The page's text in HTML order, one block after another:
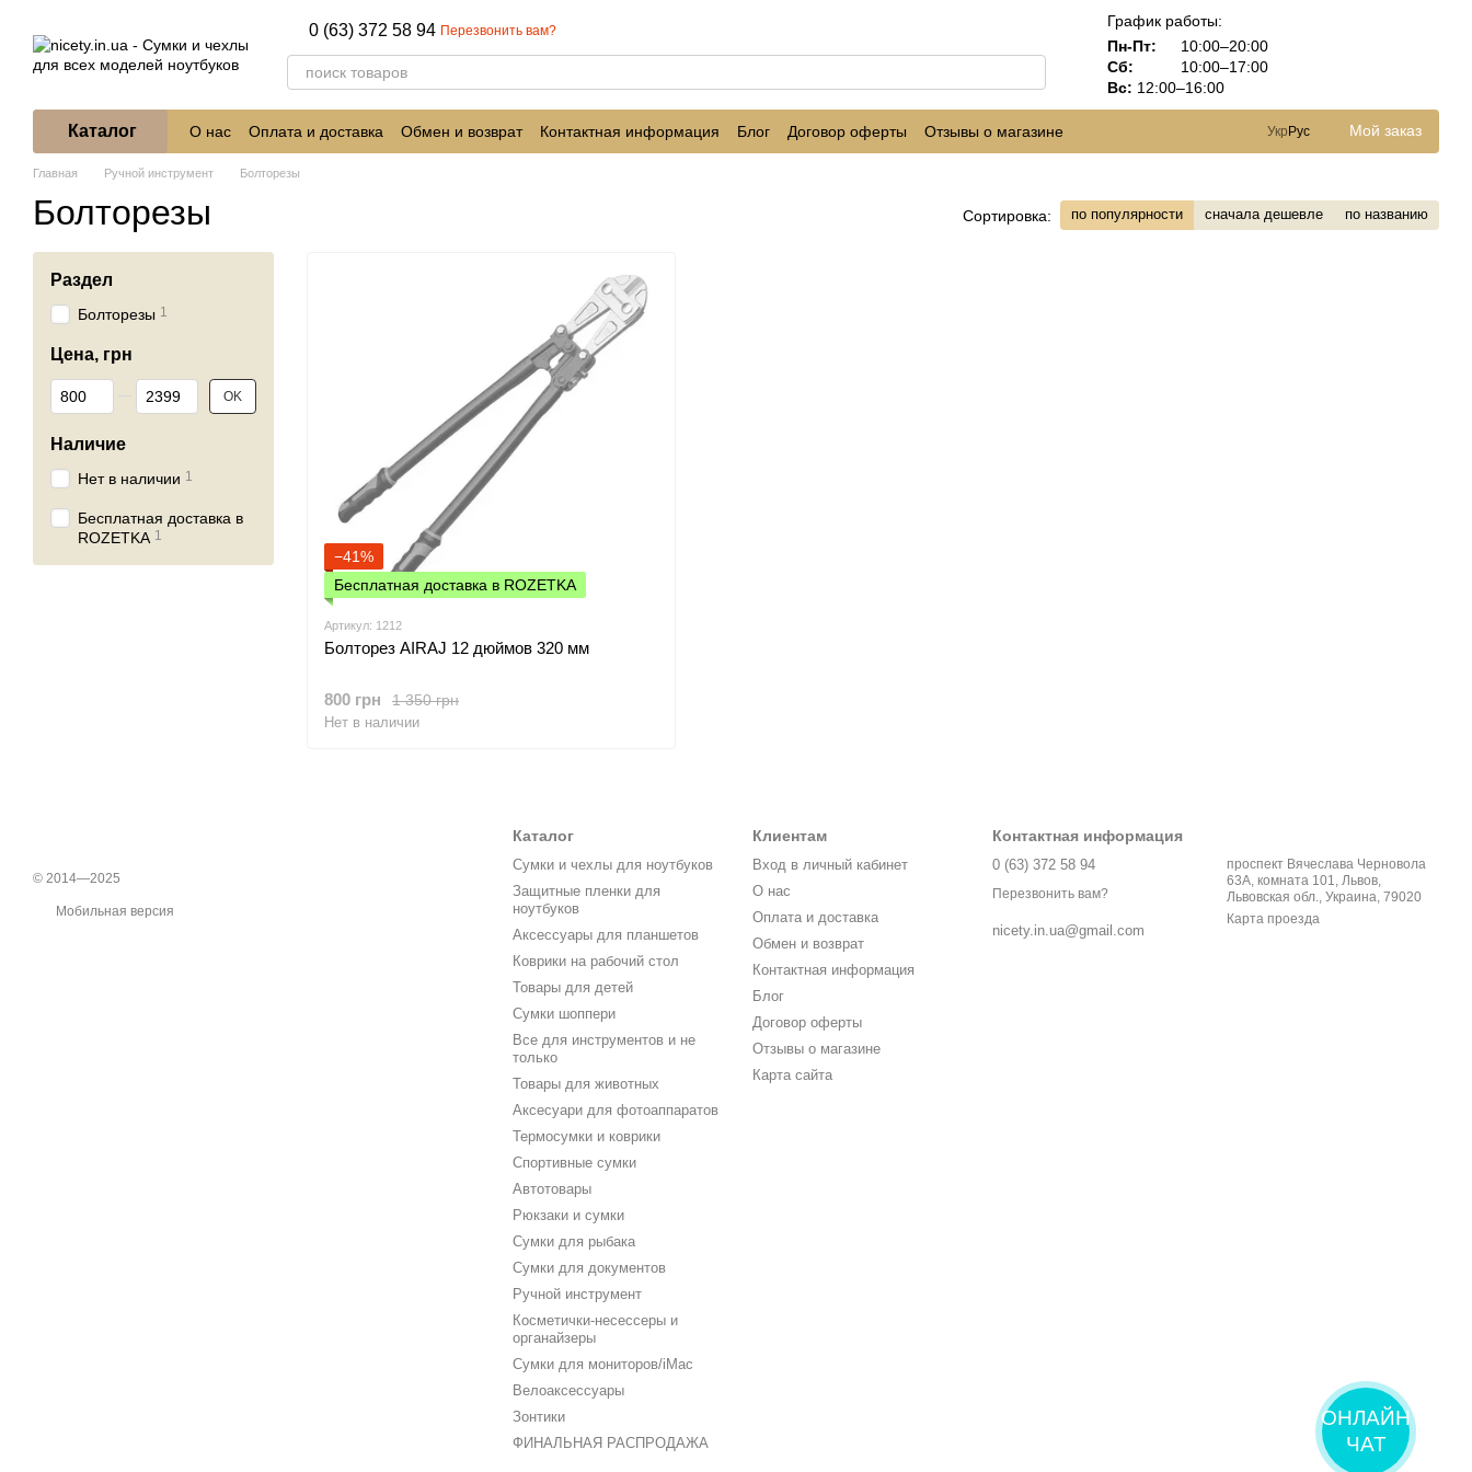
0 (63) 372 58 94 Перезвонить вам?
График работы:
Пн-Пт:
10:00–20:00
Сб:
10:00–17:00
Вс: 12:00–16:00
Каталог О нас Оплата и доставка Обмен и возврат Контактная информация Блог Договор оферты Отзывы о магазине Укр Рус Мой заказ
Главная Ручной инструмент Болторезы
Болторезы Сортировка: по популярности сначала дешевле по названию
−41%
Бесплатная доставка в ROZETKA
Артикул: 1212
Болторез AIRAJ 12 дюймов 320 мм
1 350 грн
800 грн
Нет в наличии
Раздел
Болторезы 1
Цена, грн
От Цена, грн
До Цена, грн OK
Наличие
Нет в наличии 1
Бесплатная доставка в
ROZETKA 1
© 2014—2025
Мобильная версия
Каталог
Cумки и чехлы для ноутбуков
Защитные пленки для
ноутбуков
Аксессуары для планшетов
Коврики на рабочий стол
Товары для детей
Сумки шоппери
Все для инструментов и не
только
Товары для животных
Аксесуари для фотоаппаратов
Термосумки и коврики
Спортивные сумки
Автотовары
Рюкзаки и сумки
Сумки для рыбака
Сумки для документов
Ручной инструмент
Косметички-несессеры и
органайзеры
Сумки для мониторов/iMac
Велоаксессуары
Зонтики
ФИНАЛЬНАЯ РАСПРОДАЖА
Клиентам
Вход в личный кабинет
О нас
Оплата и доставка
Обмен и возврат
Контактная информация
Блог
Договор оферты
Отзывы о магазине
Карта сайта
Контактная информация
0 (63) 372 58 94
Перезвонить вам?
nicety.in.ua@gmail.com
проспект Вячеслава Черновола
63А, комната 101, Львов,
Львовская обл., Украина, 79020
Карта проезда
ОНЛАЙН
ЧАТ